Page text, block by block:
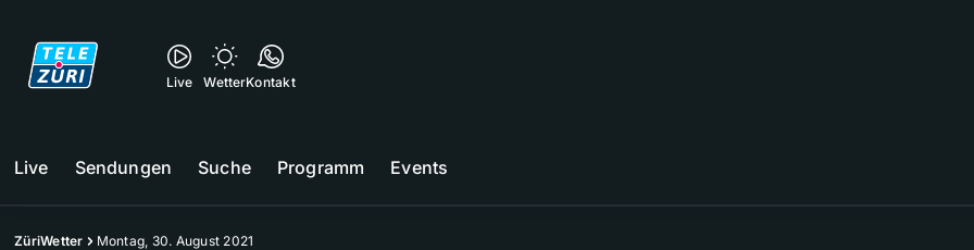
Live WetterKontakt
Live Sendungen Suche Programm Events
ZüriWetter Montag, 30. August 2021